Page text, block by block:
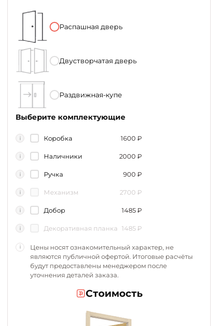
Распашная дверь
Двустворчатая дверь
Раздвижная-купе
Выберите комплектующие
i Коробка 1600 ₽
i Наличники 2000 ₽
i Ручка 900 ₽
i Механизм 2700 ₽
i Добор 1485₽
i Декоративная планка 1485 ₽
i
Цены носят ознакомительный характер, не
являются публичной офертой. Итоговые расчёты
будут предоставлены менеджером после
уточнения деталей заказа.
Стоимость